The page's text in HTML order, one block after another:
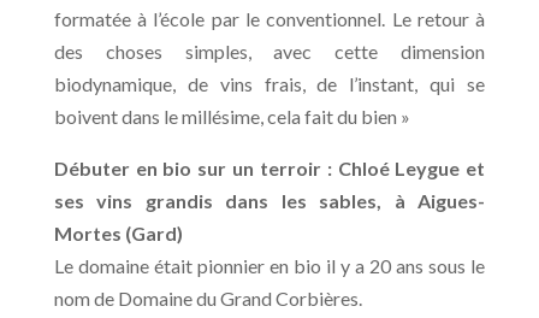
formatée à l’école par le conventionnel. Le retour à
des choses simples, avec cette dimension
biodynamique, de vins frais, de l’instant, qui se
boivent dans le millésime, cela fait du bien »
Débuter en bio sur un terroir : Chloé Leygue et
ses vins grandis dans les sables, à Aigues-
Mortes (Gard)
Le domaine était pionnier en bio il y a 20 ans sous le
nom de Domaine du Grand Corbières.